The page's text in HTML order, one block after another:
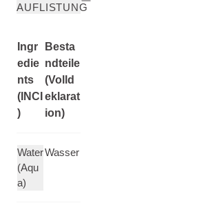
AUFLISTUNG
Ingr
edie
nts
(INCI
)
Besta
ndteile
(Volld
eklarat
ion)
Water
(Aqu
a)
Wasser